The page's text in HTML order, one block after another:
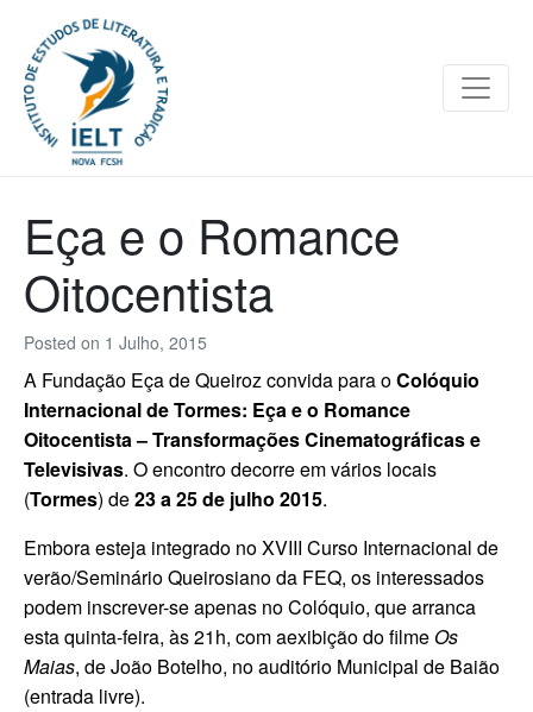
Posted on 1 Julho, 2015
Eça e o Romance
Oitocentista
A Fundação Eça de Queiroz convida para oColóquio
Internacional de Tormes: Eça e o Romance
Oitocentista – Transformações Cinematográficas e
Televisivas. O encontro decorre em vários locais
(Tormes) de23 a 25 de julho 2015.
Embora esteja integrado no XVIII Curso Internacional de
verão/Seminário Queirosiano da FEQ, os interessados
podem inscrever-se apenas no Colóquio, que arranca
esta quinta-feira, às 21h, com aexibição do filmeOs
Maias, de João Botelho, no auditório Municipal de Baião
(entrada livre).